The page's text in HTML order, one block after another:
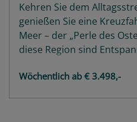
Kehren Sie dem
genießen Sie eine
Meer – der „Perle des
diese Region sind
pur! Landschaftlich ist
seinen Städten zwischen
ein wahres Paradies.
Wöchentlich ab € 3.498,-